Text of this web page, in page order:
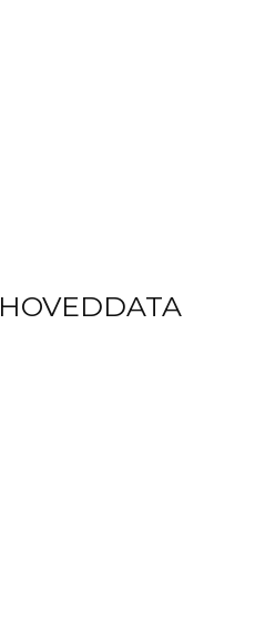
HOVEDDATA